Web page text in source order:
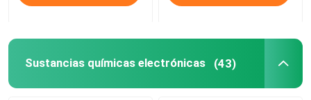
Sustancias químicas electrónicas (43)